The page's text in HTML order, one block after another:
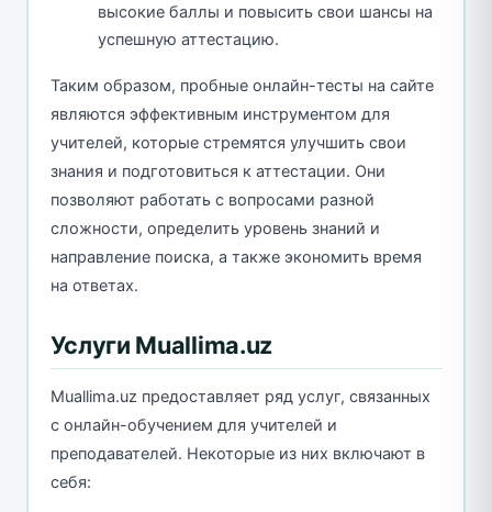
высокие баллы и повысить свои шансы на
успешную аттестацию.
Таким образом, пробные онлайн-тесты на сайте
являются эффективным инструментом для
учителей, которые стремятся улучшить свои
знания и подготовиться к аттестации. Они
позволяют работать с вопросами разной
сложности, определить уровень знаний и
направление поиска, а также экономить время
на ответах.
Услуги Muallima.uz
Muallima.uz предоставляет ряд услуг, связанных
с онлайн-обучением для учителей и
преподавателей. Некоторые из них включают в
себя: